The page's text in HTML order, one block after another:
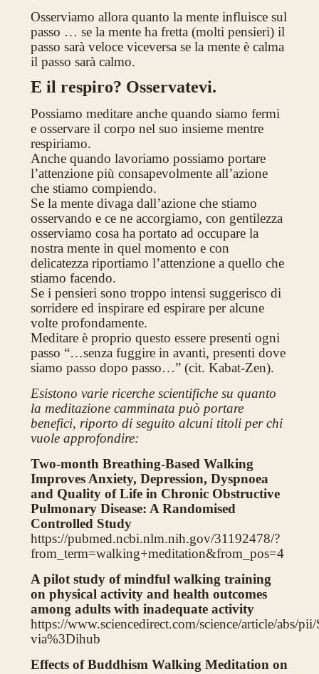
Osserviamo allora quanto la mente influisce sul
passo … se la mente ha fretta (molti pensieri) il
passo sarà veloce viceversa se la mente è calma
il passo sarà calmo.
E il respiro? Osservatevi.
Possiamo meditare anche quando siamo fermi
e osservare il corpo nel suo insieme mentre
respiriamo.
Anche quando lavoriamo possiamo portare
l’attenzione più consapevolmente all’azione
che stiamo compiendo.
Se la mente divaga dall’azione che stiamo
osservando e ce ne accorgiamo, con gentilezza
osserviamo cosa ha portato ad occupare la
nostra mente in quel momento e con
delicatezza riportiamo l’attenzione a quello che
stiamo facendo.
Se i pensieri sono troppo intensi suggerisco di
sorridere ed inspirare ed espirare per alcune
volte profondamente.
Meditare è proprio questo essere presenti ogni
passo “…senza fuggire in avanti, presenti dove
siamo passo dopo passo…” (cit. Kabat-Zen).
Esistono varie ricerche scientifiche su quanto
la meditazione camminata può portare
benefici, riporto di seguito alcuni titoli per chi
vuole approfondire:
Two-month Breathing-Based Walking
Improves Anxiety, Depression, Dyspnoea
and Quality of Life in Chronic Obstructive
Pulmonary Disease: A Randomised
Controlled Study
https://pubmed.ncbi.nlm.nih.gov/31192478/?
from_term=walking+meditation&from_pos=4
A pilot study of mindful walking training
on physical activity and health outcomes
among adults with inadequate activity
https://www.sciencedirect.com/science/article/abs/
via%3Dihub
Effects of Buddhism Walking Meditation on